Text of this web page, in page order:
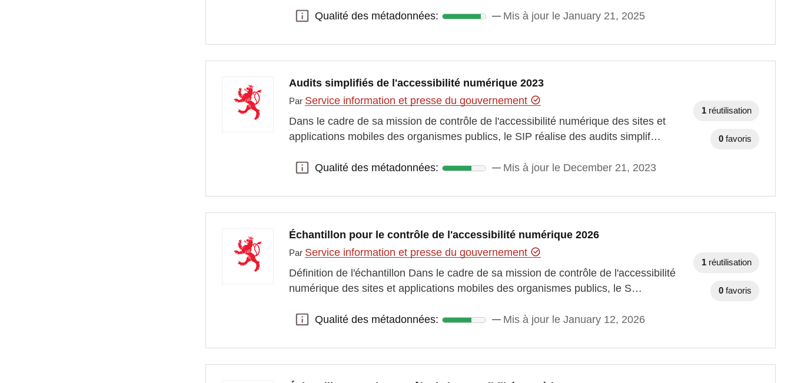
Qualité des métadonnées:
Qualité des métadonnées: Mis à jour le January 21, 2025
Audits simplifiés de l'accessibilité numérique 2023
Par Service information et presse du gouvernement
Dans le cadre de sa mission de contrôle de l'accessibilité numérique des sites et
applications mobiles des organismes publics, le SIP réalise des audits simplif…
Qualité des métadonnées:
Qualité des métadonnées: Mis à jour le December 21, 2023
1 réutilisation
0 favoris
Échantillon pour le contrôle de l'accessibilité numérique 2026
Par Service information et presse du gouvernement
Définition de l'échantillon Dans le cadre de sa mission de contrôle de l'accessibilité
numérique des sites et applications mobiles des organismes publics, le S…
Qualité des métadonnées:
Qualité des métadonnées: Mis à jour le January 12, 2026
1 réutilisation
0 favoris